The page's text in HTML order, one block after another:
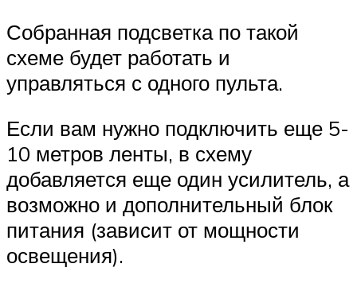
Собранная подсветка по такой
схеме будет работать и
управляться с одного пульта.
Если вам нужно подключить еще 5-
10 метров ленты, в схему
добавляется еще один усилитель, а
возможно и дополнительный блок
питания (зависит от мощности
освещения).